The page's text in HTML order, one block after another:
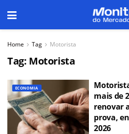
Home Tag Motorista
Tag: Motorista
ECONOMIA
mais de
renovar
prova,
2026